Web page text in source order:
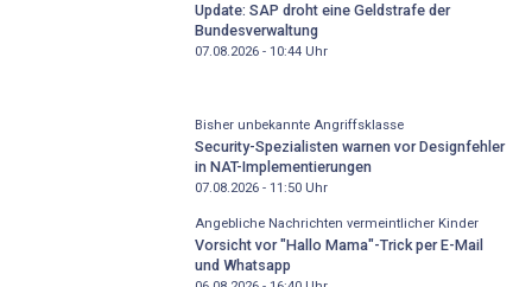
Update: SAP droht eine Geldstrafe der
Bundesverwaltung
07.08.2026 - 10:44Uhr
Bisher unbekannte Angriffsklasse
Security-Spezialisten warnen vor Designfehler
in NAT-Implementierungen
07.08.2026 - 11:50Uhr
Angebliche Nachrichten vermeintlicher Kinder
Vorsicht vor "Hallo Mama"-Trick per E-Mail
und Whatsapp